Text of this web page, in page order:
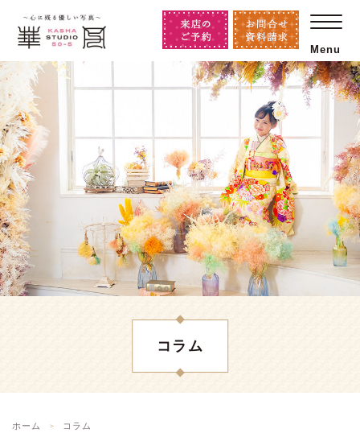
Menu
コラム
ホーム
コラム